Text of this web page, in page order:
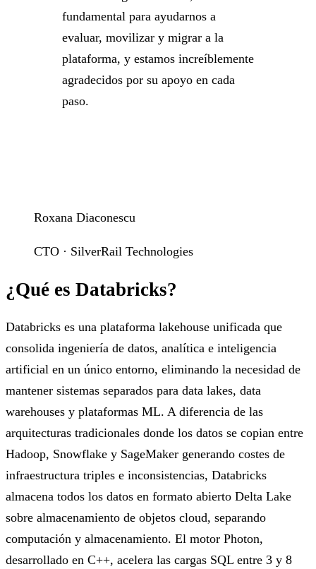
fundamental para ayudarnos a
evaluar, movilizar y migrar a la
plataforma, y estamos increíblemente
agradecidos por su apoyo en cada
paso.
Roxana Diaconescu
CTO · SilverRail Technologies
¿Qué es Databricks?
Databricks es una plataforma lakehouse unificada que
consolida ingeniería de datos, analítica e inteligencia
artificial en un único entorno, eliminando la necesidad de
mantener sistemas separados para data lakes, data
warehouses y plataformas ML. A diferencia de las
arquitecturas tradicionales donde los datos se copian entre
Hadoop, Snowflake y SageMaker generando costes de
infraestructura triples e inconsistencias, Databricks
almacena todos los datos en formato abierto Delta Lake
sobre almacenamiento de objetos cloud, separando
computación y almacenamiento. El motor Photon,
desarrollado en C++, acelera las cargas SQL entre 3 y 8